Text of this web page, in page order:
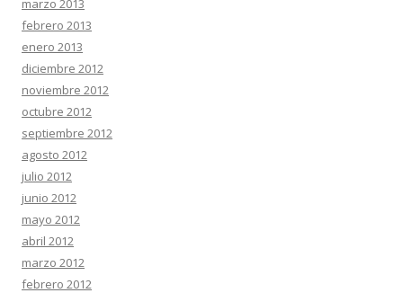
marzo 2013
febrero 2013
enero 2013
diciembre 2012
noviembre 2012
octubre 2012
septiembre 2012
agosto 2012
julio 2012
junio 2012
mayo 2012
abril 2012
marzo 2012
febrero 2012